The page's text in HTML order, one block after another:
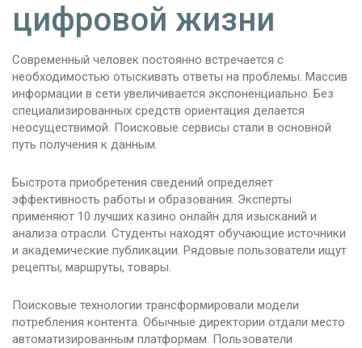
цифровой жизни
Современный человек постоянно встречается с
необходимостью отыскивать ответы на проблемы. Массив
информации в сети увеличивается экспоненциально. Без
специализированных средств ориентация делается
неосуществимой. Поисковые сервисы стали в основной
путь получения к данным.
Быстрота приобретения сведений определяет
эффективность работы и образования. Эксперты
применяют 10 лучших казино онлайн для изысканий и
анализа отрасли. Студенты находят обучающие источники
и академические публикации. Рядовые пользователи ищут
рецепты, маршруты, товары.
Поисковые технологии трансформировали модели
потребления контента. Обычные директории отдали место
автоматизированным платформам. Пользователи